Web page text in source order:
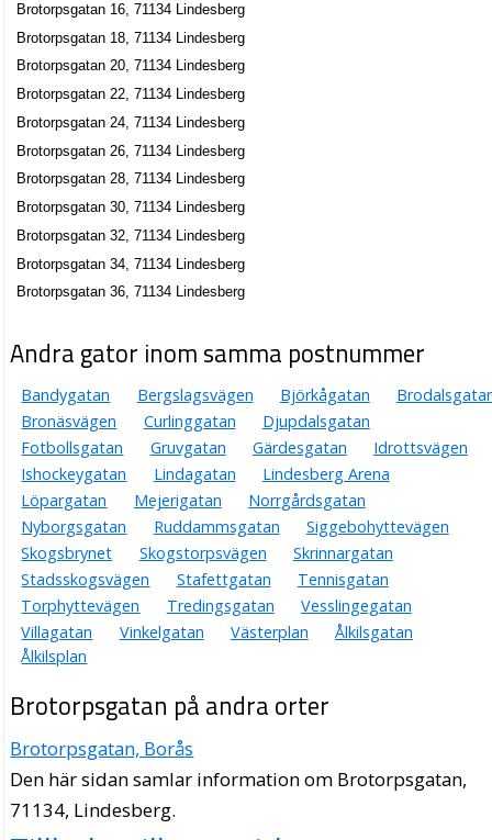
Brotorpsgatan 16, 71134 Lindesberg
Brotorpsgatan 18, 71134 Lindesberg
Brotorpsgatan 20, 71134 Lindesberg
Brotorpsgatan 22, 71134 Lindesberg
Brotorpsgatan 24, 71134 Lindesberg
Brotorpsgatan 26, 71134 Lindesberg
Brotorpsgatan 28, 71134 Lindesberg
Brotorpsgatan 30, 71134 Lindesberg
Brotorpsgatan 32, 71134 Lindesberg
Brotorpsgatan 34, 71134 Lindesberg
Brotorpsgatan 36, 71134 Lindesberg
Andra gator inom samma postnummer
Bandygatan Bergslagsvägen Björkågatan
Bronäsvägen
Curlinggatan
Djupdalsgatan
Fotbollsgatan
Gruvgatan Gärdesgatan
Idrottsvägen
Ishockeygatan
Lindagatan
Lindesberg Arena
Löpargatan
Mejerigatan
Norrgårdsgatan
Nyborgsgatan
Ruddammsgatan
Siggebohyttevägen
Skogsbrynet
Skogstorpsvägen
Skrinnargatan
Stadsskogsvägen
Stafettgatan
Tennisgatan
Torphyttevägen
Tredingsgatan
Vesslingegatan
Villagatan
Vinkelgatan Västerplan
Ålkilsgatan
Ålkilsplan
Brotorpsgatan på andra orter
Brotorpsgatan, Borås
Den här sidan samlar information om Brotorpsgatan,
71134, Lindesberg.